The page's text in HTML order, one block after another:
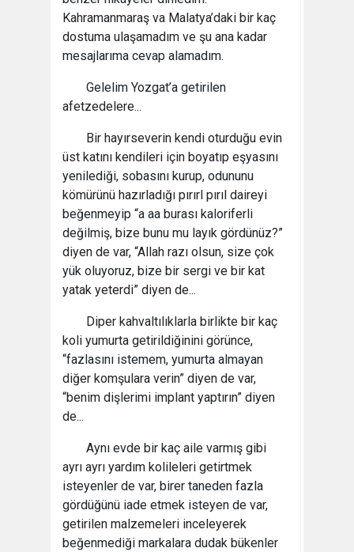
Kahramanmaraş va Malatya’daki bir kaç
dostuma ulaşamadım ve şu ana kadar
mesajlarıma cevap alamadım.
Gelelim Yozgat’a getirilen
afetzedelere...
Bir hayırseverin kendi oturduğu evin
üst katını kendileri için boyatıp eşyasını
yenilediği, sobasını kurup, odununu
kömürünü hazırladığı pırırl pırıl daireyi
beğenmeyip “a aa burası kaloriferli
değilmiş, bize bunu mu layık gördünüz?”
diyen de var, “Allah razı olsun, size çok
yük oluyoruz, bize bir sergi ve bir kat
yatak yeterdi” diyen de...
Diper kahvaltılıklarla birlikte bir kaç
koli yumurta getirildiğinini görünce,
“fazlasını istemem, yumurta almayan
diğer komşulara verin” diyen de var,
“benim dişlerimi implant yaptırın” diyen
de...
Aynı evde bir kaç aile varmış gibi
ayrı ayrı yardım kolileleri getirtmek
isteyenler de var, birer taneden fazla
gördüğünü iade etmek isteyen de var,
getirilen malzemeleri inceleyerek
beğenmediği markalara dudak bükenler